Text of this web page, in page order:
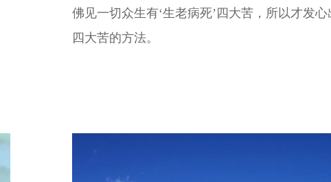
佛见一切众生有‘生老病死’四大苦，所以才发
四大苦的方法。